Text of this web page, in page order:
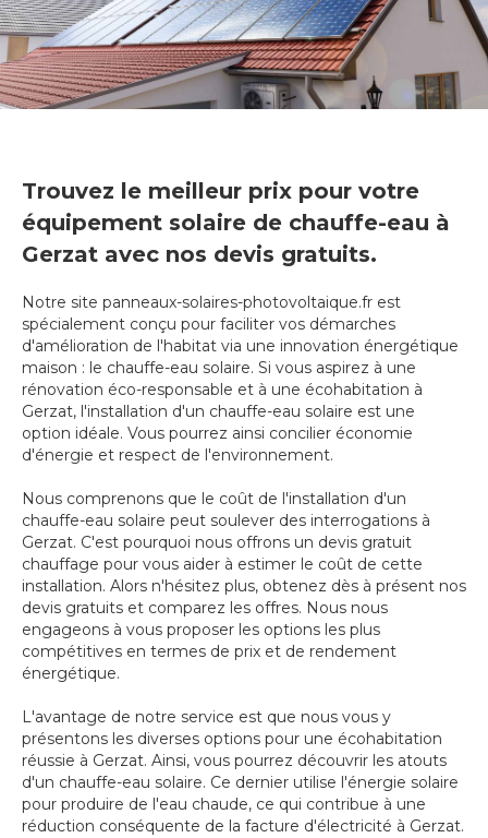
Trouvez le meilleur prix pour votre
équipement solaire de chauffe-eau à
Gerzat avec nos devis gratuits.
Notre site panneaux-solaires-photovoltaique.fr est
spécialement conçu pour faciliter vos démarches
d'amélioration de l'habitat via une innovation énergétique
maison : le chauffe-eau solaire. Si vous aspirez à une
rénovation éco-responsable et à une écohabitation à
Gerzat, l'installation d'un chauffe-eau solaire est une
option idéale. Vous pourrez ainsi concilier économie
d'énergie et respect de l'environnement.
Nous comprenons que le coût de l'installation d'un
chauffe-eau solaire peut soulever des interrogations à
Gerzat. C'est pourquoi nous offrons un devis gratuit
chauffage pour vous aider à estimer le coût de cette
installation. Alors n'hésitez plus, obtenez dès à présent nos
devis gratuits et comparez les offres. Nous nous
engageons à vous proposer les options les plus
compétitives en termes de prix et de rendement
énergétique.
L'avantage de notre service est que nous vous y
présentons les diverses options pour une écohabitation
réussie à Gerzat. Ainsi, vous pourrez découvrir les atouts
d'un chauffe-eau solaire. Ce dernier utilise l'énergie solaire
pour produire de l'eau chaude, ce qui contribue à une
réduction conséquente de la facture d'électricité à Gerzat.